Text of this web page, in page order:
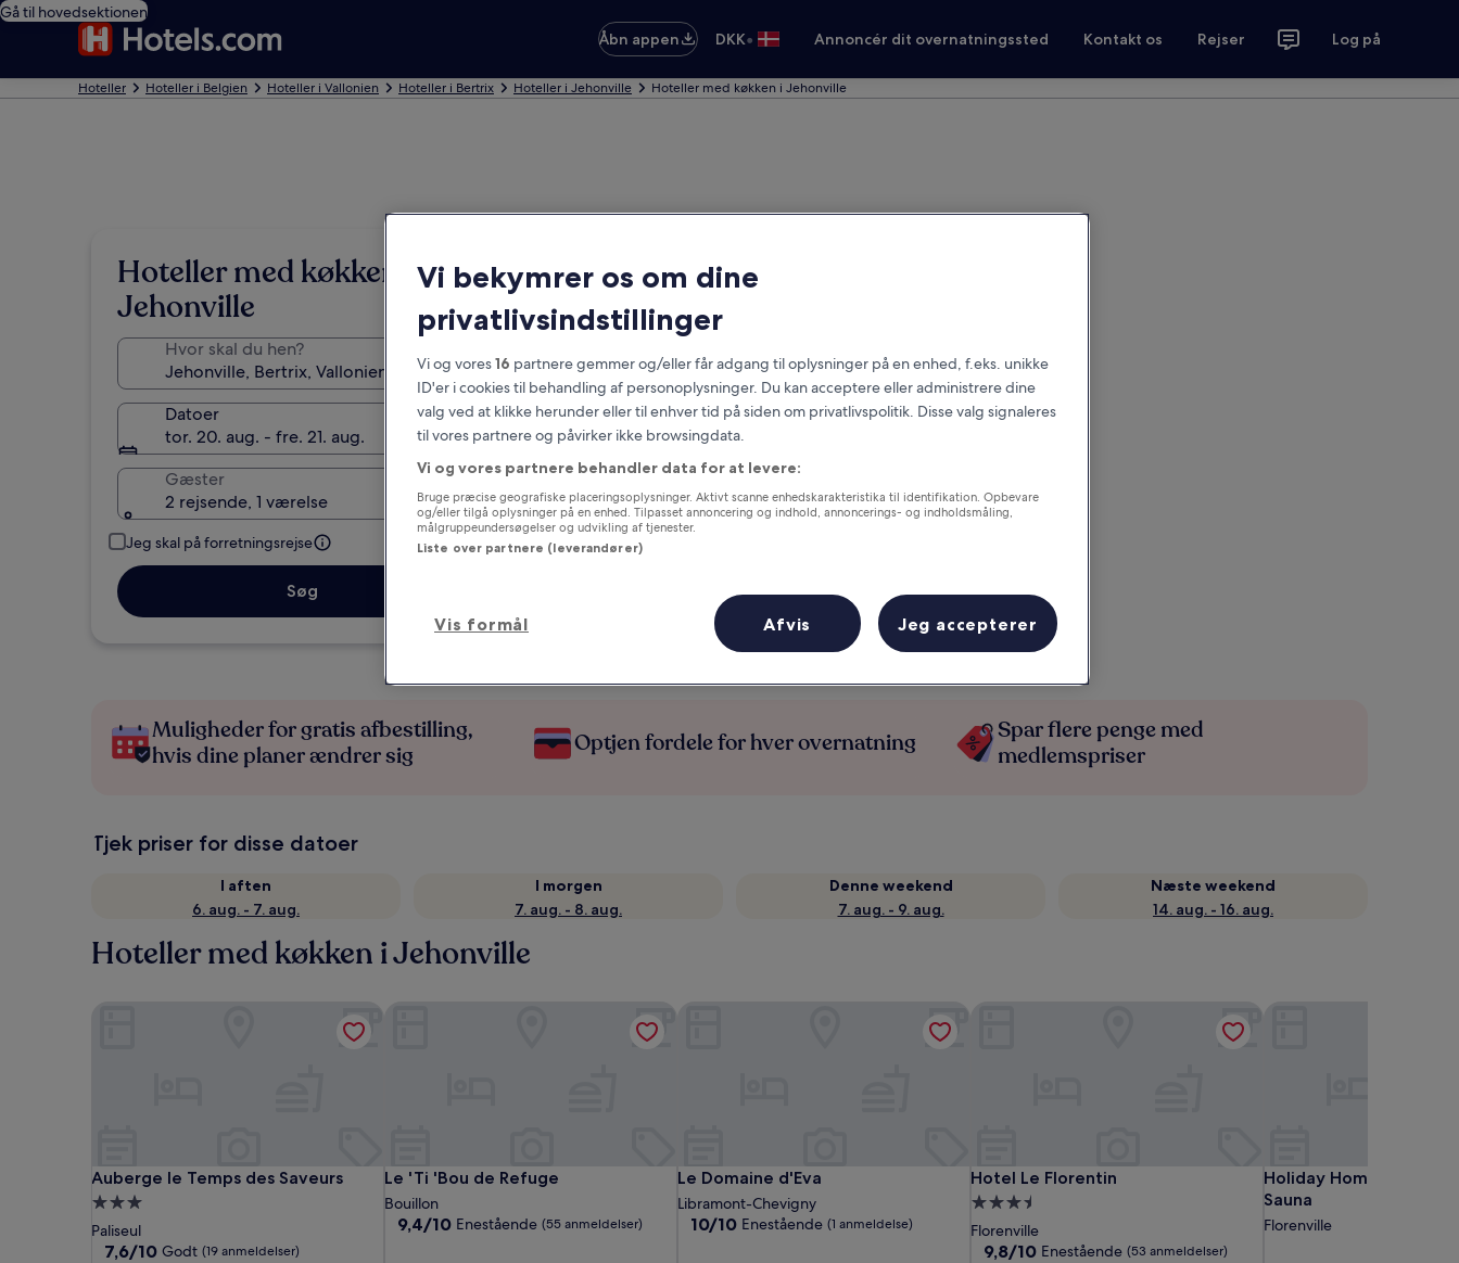
Gå til hovedsektionen
Åbn appen
DKK• Annoncér dit overnatningssted Kontakt os Rejser Log på
Hoteller Hoteller i Belgien Hoteller i Vallonien Hoteller i Bertrix Hoteller i Jehonville Hoteller med køkken i Jehonville
Hoteller med køkken i
Jehonville
Hvor skal du hen?
Datoer
tor. 20. aug. - fre. 21. aug.
Gæster
2 rejsende, 1 værelse
Jeg skal på forretningsrejse
Søg
Muligheder for gratis afbestilling,
hvis dine planer ændrer sig
Optjen fordele for hver overnatning
Spar flere penge med
medlemspriser
Tjek priser for disse datoer
I aften
6. aug. - 7. aug.
I morgen
7. aug. - 8. aug.
Denne weekend
7. aug. - 9. aug.
Næste weekend
14. aug. - 16. aug.
Hoteller med køkken i Jehonville
Auberge le Temps des Saveurs
Auberge le Temps des Saveurs
3.0-
stjernet
overnatningssted
Paliseul
7.6
7,6/10 Godt (19 anmeldelser)
Le 'Ti 'Bou de Refuge
Le 'Ti 'Bou de Refuge
Bouillon
9.4
9,4/10 Enestående (55 anmeldelser)
Le Domaine d'Eva
Le Domaine d'Eva
Libramont-Chevigny
10.0
10/10 Enestående (1 anmeldelse)
Hotel Le Florentin
Hotel Le Florentin
3.5-
stjernet
overnatningssted
Florenville
9.8
9,8/10 Enestående (53 anmeldelser)
Holiday Home in
Sauna
Holiday Home in
Florenville
Vi bekymrer os om dine
privatlivsindstillinger
Vi og vores16 partnere gemmer og/eller får adgang til oplysninger på en enhed, f.eks. unikke
ID'er i cookies til behandling af personoplysninger. Du kan acceptere eller administrere dine
valg ved at klikke herunder eller til enhver tid på siden om privatlivspolitik. Disse valg signaleres
til vores partnere og påvirker ikke browsingdata.
Vi og vores partnere behandler data for at levere:
Bruge præcise geografiske placeringsoplysninger. Aktivt scanne enhedskarakteristika til identifikation. Opbevare
og/eller tilgå oplysninger på en enhed. Tilpasset annoncering og indhold, annoncerings- og indholdsmåling,
målgruppeundersøgelser og udvikling af tjenester.
Liste over partnere (leverandører)
Vis formål Afvis Jeg accepterer